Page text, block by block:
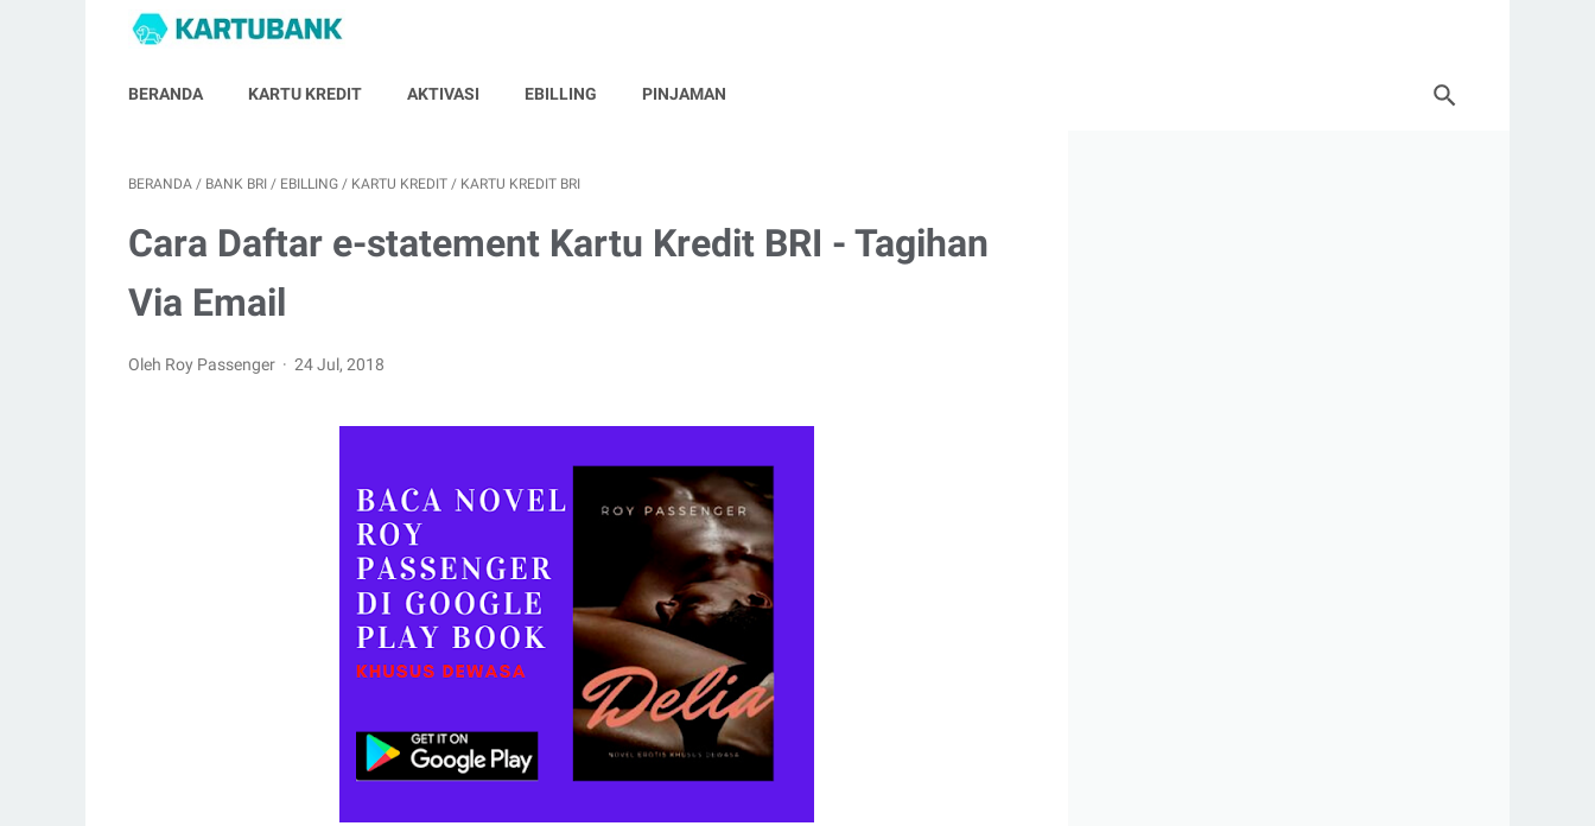
BERANDA KARTU KREDIT AKTIVASI EBILLING PINJAMAN
BERANDA / BANK BRI / EBILLING / KARTU KREDIT / KARTU KREDIT BRI
Cara Daftar e-statement Kartu Kredit BRI - Tagihan
Via Email
Oleh Roy Passenger 24 Jul, 2018